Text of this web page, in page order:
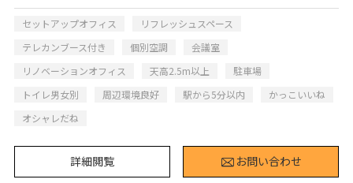
セットアップオフィス
リフレッシュスペース
テレカンブース付き
個別空調
会議室
リノベーションオフィス
天高2.5m以上
駐車場
トイレ男女別
周辺環境良好 駅から5分以内
かっこいいね
オシャレだね
詳細閲覧 お問い合わせ